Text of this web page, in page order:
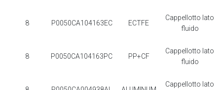
8 P0050CA104163EC ECTFE
Cappellotto lato
fluido
8 P0050CA104163PC PP+CF
Cappellotto lato
fluido
Cappellotto lato